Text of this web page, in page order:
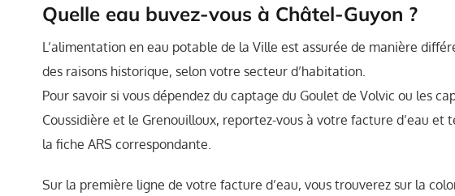
Quelle eau buvez-vous à Châtel-Guyon ?
L’alimentation en eau potable de la Ville est assurée de manière
des raisons historique, selon votre secteur d’habitation.
Pour savoir si vous dépendez du captage du Goulet de Volvic ou les
Coussidière et le Grenouilloux, reportez-vous à votre facture d’eau et
la fiche ARS correspondante.
Sur la première ligne de votre facture d’eau, vous trouverez sur la